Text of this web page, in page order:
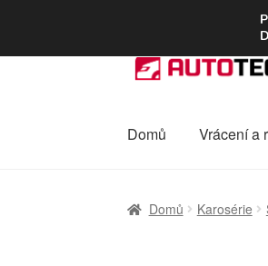
Přeskočit
na
Přejít
webu
Domů Vrácení a
Domů Karosérie